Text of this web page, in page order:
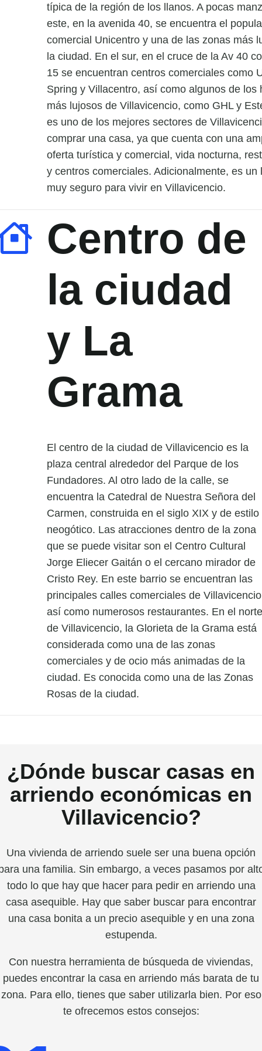
típica de la región de los llanos. A pocas
este, en la avenida 40, se encuentra el
comercial Unicentro y una de las zonas más
la ciudad. En el sur, en el cruce de la Av 40
15 se encuentran centros comerciales como
Spring y Villacentro, así como algunos de los
más lujosos de Villavicencio, como GHL y
es uno de los mejores sectores de
comprar una casa, ya que cuenta con una
oferta turística y comercial, vida nocturna,
y centros comerciales. Adicionalmente, es un
muy seguro para vivir en Villavicencio.
Centro de
la ciudad
y La
Grama
El centro de la ciudad de Villavicencio es la
plaza central alrededor del Parque de los
Fundadores. Al otro lado de la calle, se
encuentra la Catedral de Nuestra Señora del
Carmen, construida en el siglo XIX y de estilo
neogótico. Las atracciones dentro de la zona
que se puede visitar son el Centro Cultural
Jorge Eliecer Gaitán o el cercano mirador de
Cristo Rey. En este barrio se encuentran las
principales calles comerciales de
así como numerosos restaurantes. En el norte
de Villavicencio, la Glorieta de la Grama está
considerada como una de las zonas
comerciales y de ocio más animadas de la
ciudad. Es conocida como una de las Zonas
Rosas de la ciudad.
¿Dónde buscar casas en
arriendo económicas en
Villavicencio?
Una vivienda de arriendo suele ser una buena opción
una familia. Sin embargo, a veces pasamos por
todo lo que hay que hacer para pedir en arriendo una
casa asequible. Hay que saber buscar para encontrar
una casa bonita a un precio asequible y en una zona
estupenda.
Con nuestra herramienta de búsqueda de viviendas,
puedes encontrar la casa en arriendo más barata de tu
zona. Para ello, tienes que saber utilizarla bien. Por eso
te ofrecemos estos consejos: